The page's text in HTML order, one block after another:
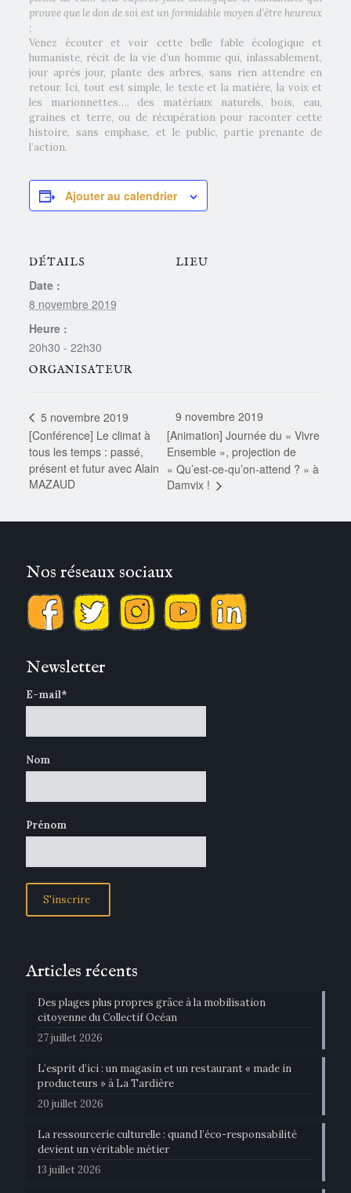
prouve que le don de soi est un formidable moyen d’être heureux
;
Venez écouter et voir cette belle fable écologique et
humaniste, récit de la vie d’un homme qui, inlassablement,
jour après jour, plante des arbres, sans rien attendre en
retour. Ici, tout est simple, le texte et la matière, la voix et
les marionnettes…, des matériaux naturels, bois, eau,
graines et terre, ou de récupération pour raconter cette
histoire, sans emphase, et le public, partie prenante de
l’action.
Ajouter au calendrier
DÉTAILS
Date :
8 novembre 2019
Heure :
20h30 - 22h30
ORGANISATEUR
LIEU
5 novembre 2019
[Conférence] Le climat à
tous les temps : passé,
présent et futur avec Alain
MAZAUD
9 novembre 2019
[Animation] Journée du « Vivre
Ensemble », projection de
« Qu’est-ce-qu’on-attend ? » à
Damvix !
Nos réseaux sociaux
Newsletter
E-mail*
Nom
Prénom
Articles récents
Des plages plus propres grâce à la mobilisation
citoyenne du Collectif Océan
27 juillet 2026
L’esprit d’ici : un magasin et un restaurant « made in
producteurs » à La Tardière
20 juillet 2026
La ressourcerie culturelle : quand l’éco-responsabilité
devient un véritable métier
13 juillet 2026